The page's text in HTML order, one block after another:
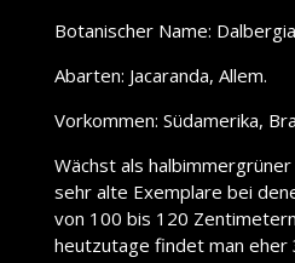
Botanischer Name:
Abarten: Jacaranda, Allem.
Vorkommen: Südamerika,
Wächst als
sehr alte Exemplare bei
von 100 bis 120
heutzutage findet man